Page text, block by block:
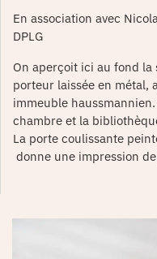
En association avec
DPLG
On aperçoit ici au fond la
porteur laissée en métal,
immeuble
chambre et la
La porte coulissante
donne une impression